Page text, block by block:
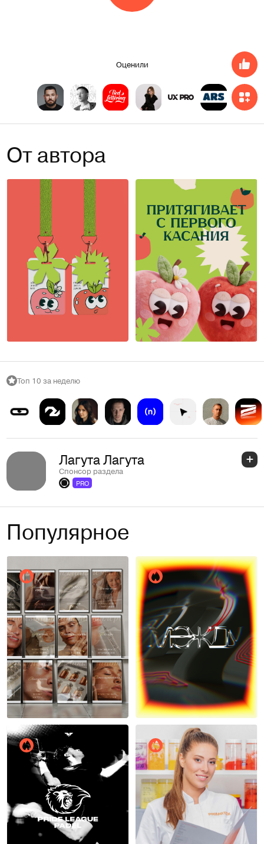
Оценили
От автора
Адекватные люди 13
Топ 10 за неделю
Лагута Лагута
Спонсор раздела
PRO
Популярное
Леонид Васильев 6 катя хамматова 5